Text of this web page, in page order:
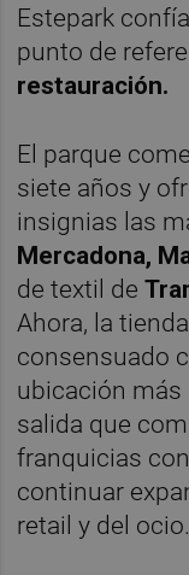
Estepark
punto de
restauración.
El parque
siete años y
insignias las
Mercadona,
de textil de
Ahora, la
consensuado
ubicación más
salida que
franquicias
continuar
retail y del ocio.